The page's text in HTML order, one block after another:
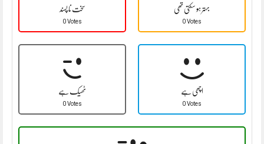
سخت نا پسند
0 Votes
بہتر ہو سکتی تھی
0 Votes
ٹھیک ہے
0 Votes
اچھی ہے
0 Votes